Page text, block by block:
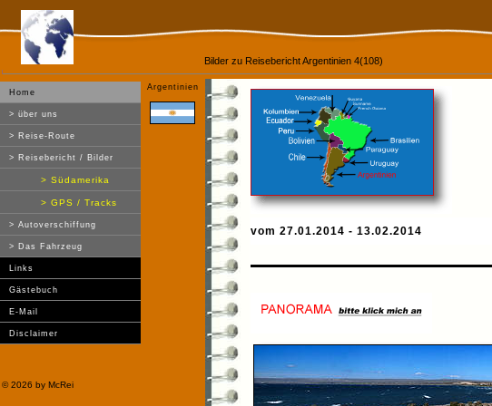
Argentinien
©2026 by McRei
Bilder zu Reisebericht Argentinien 4(108)
vom 27.01.2014 - 13.02.2014
Home
> über uns
> Reise-Route
> Reisebericht / Bilder
> Südamerika
> GPS / Tracks
> Autoverschiffung
> Das Fahrzeug
Links
Gästebuch
E-Mail
Disclaimer